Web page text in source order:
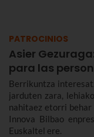
PATROCINIOS
Asier
para las
Berrikuntza
jarduten zara,
nahitaez etorri
Innova Bilbao
Euskaltel ere.